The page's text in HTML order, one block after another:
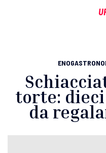
torte:
da